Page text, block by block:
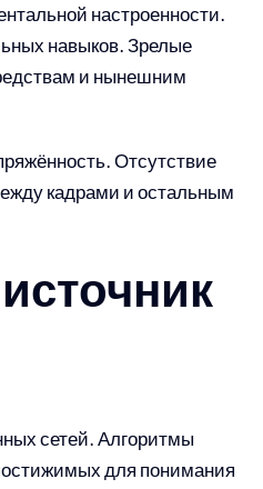
настроенности.
навыков. Зрелые
и нынешним
Отсутствие
кадрами и остальным
сетей. Алгоритмы
для понимания